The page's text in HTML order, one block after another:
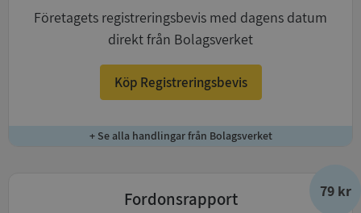
Företagets registreringsbevis med dagens datum
direkt från Bolagsverket
Köp Registreringsbevis
+ Se alla handlingar från Bolagsverket
79 kr
Fordonsrapport